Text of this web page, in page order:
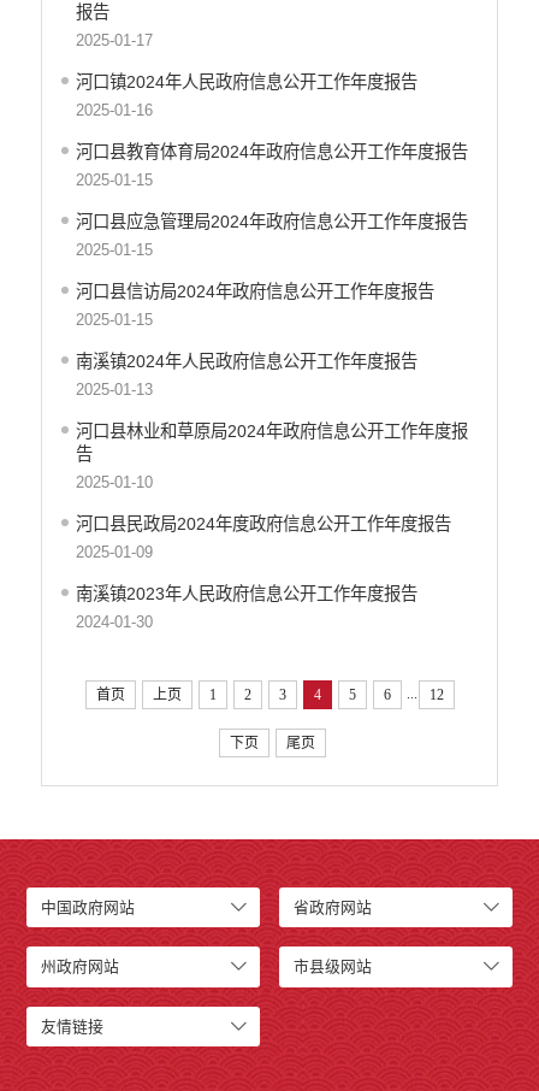
报告
2025-01-17
河口镇2024年人民政府信息公开工作年度报告
2025-01-16
河口县教育体育局2024年政府信息公开工作年度报告
2025-01-15
河口县应急管理局2024年政府信息公开工作年度报告
2025-01-15
河口县信访局2024年政府信息公开工作年度报告
2025-01-15
南溪镇2024年人民政府信息公开工作年度报告
2025-01-13
河口县林业和草原局2024年政府信息公开工作年度报
告
2025-01-10
河口县民政局2024年度政府信息公开工作年度报告
2025-01-09
南溪镇2023年人民政府信息公开工作年度报告
2024-01-30
首页 上页 1 2 3 4 5 6 12
下页 尾页
中国政府网站 省政府网站
州政府网站 市县级网站
友情链接